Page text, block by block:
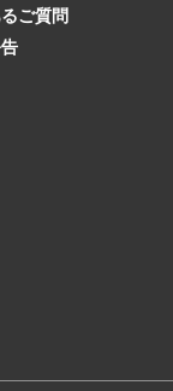
ご質問